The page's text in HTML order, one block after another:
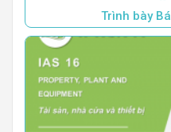
Trình bày